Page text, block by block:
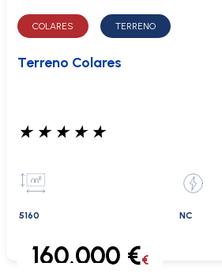
COLARES TERRENO
Terreno Colares
★ ★ ★ ★ ★
5160 NC
160.000 €€